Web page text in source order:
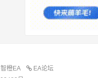
智橙EA
EA论坛